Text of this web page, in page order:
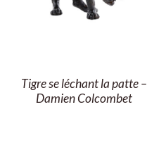
Tigre se léchant la patte –
Damien Colcombet